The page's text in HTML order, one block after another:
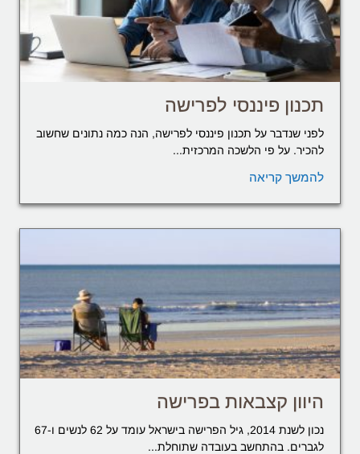
תכנון פיננסי לפרישה
לפני שנדבר על תכנון פיננסי לפרישה, הנה כמה נתונים שחשוב
להכיר. על פי הלשכה המרכזית...
להמשך קריאה
היוון קצבאות בפרישה
נכון לשנת 2014, גיל הפרישה בישראל עומד על 62 לנשים ו-67
לגברים. בהתחשב בעובדה שתוחלת...